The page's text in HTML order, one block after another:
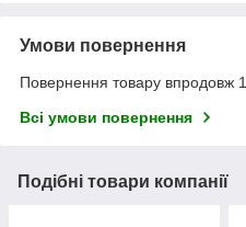
Умови повернення
Повернення товару впродовж
Всі умови повернення
Подібні товари компанії